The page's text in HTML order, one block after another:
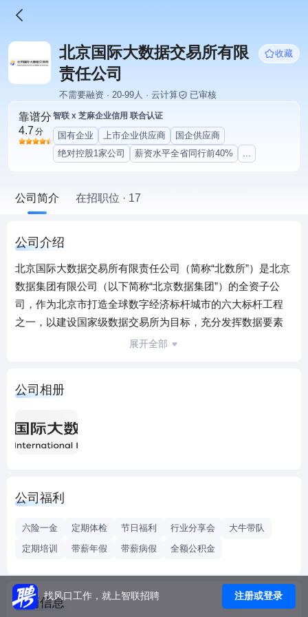
北京国际大数据交易所有限
责任公司
收藏
不需要融资 · 20-99人 · 云计算 已审核
靠谱分
4.7 分
智联 x 芝麻企业信用 联合认证
国有企业 上市企业供应商
国企供应商
绝对控股1家公司
薪资水平全省同行前40% ...
公司简介 在招职位 · 17
公司介绍
北京国际大数据交易所有限责任公司（简称“北数所”）是北京
数据集团有限公司（以下简称“北京数据集团”）的全资子公
司，作为北京市打造全球数字经济标杆城市的六大标杆工程
之一，以建设国家级数据交易所为目标，充分发挥数据要素
的乘数效应，推动北京市数字经济高质量发展，打造全国数
据资源产权、交易流通、跨境传输和安全保护等基础制度和
易中介服务能力和安全合规体系的建设，推动数据交易业务
的监督管理和合规流通，打造新技术、新模式、新规则、新
于打造成为国内领先的数据交易基础设施和国际重要的数据
展开全部
公司相册
公司福利
六险一金 定期体检 节日福利 行业分享会
大牛带队
定期培训
带薪年假 带薪病假 全额公积金
工商信息找风口工作，就上智联招聘 注册或登录